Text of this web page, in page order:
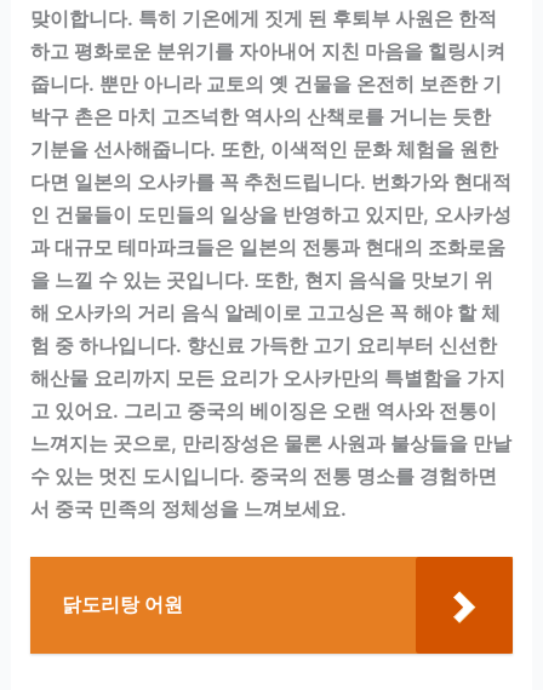
맞이합니다. 특히 기온에게 짓게 된 후퇴부 사원은 한적
하고 평화로운 분위기를 자아내어 지친 마음을 힐링시켜
줍니다. 뿐만 아니라 교토의 옛 건물을 온전히 보존한 기
박구 촌은 마치 고즈넉한 역사의 산책로를 거니는 듯한
기분을 선사해줍니다. 또한, 이색적인 문화 체험을 원한
다면 일본의 오사카를 꼭 추천드립니다. 번화가와 현대적
인 건물들이 도민들의 일상을 반영하고 있지만, 오사카성
과 대규모 테마파크들은 일본의 전통과 현대의 조화로움
을 느낄 수 있는 곳입니다. 또한, 현지 음식을 맛보기 위
해 오사카의 거리 음식 알레이로 고고싱은 꼭 해야 할 체
험 중 하나입니다. 향신료 가득한 고기 요리부터 신선한
해산물 요리까지 모든 요리가 오사카만의 특별함을 가지
고 있어요. 그리고 중국의 베이징은 오랜 역사와 전통이
느껴지는 곳으로, 만리장성은 물론 사원과 불상들을 만날
수 있는 멋진 도시입니다. 중국의 전통 명소를 경험하면
서 중국 민족의 정체성을 느껴보세요.
닭도리탕 어원